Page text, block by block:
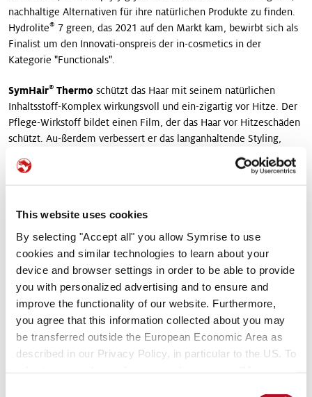
This website uses cookies
By selecting "Accept all" you allow Symrise to use
cookies and similar technologies to learn about your
device and browser settings in order to be able to provide
you with personalized advertising and to ensure and
improve the functionality of our website. Furthermore,
you agree that this information collected about you may
be transferred outside the European Economic Area as
described in our Privacy Policy, in particular to the US. To
nachhaltige Alternativen für ihre natürlichen Produkte zu finden.
Hydrolite® 7 green, das 2021 auf den Markt kam, bewirbt sich als
Finalist um den Innovati-onspreis der in-cosmetics in der
Kategorie "Functionals".
SymHair® Thermo schützt das Haar mit seinem natürlichen
Inhaltsstoff-Komplex wirkungsvoll und ein-zigartig vor Hitze. Der
Pflege-Wirkstoff bildet einen Film, der das Haar vor Hitzeschäden
schützt. Au-ßerdem verbessert er das langanhaltende Styling,
SymFerment nutzt einen Upcycling-Prozess und wandelt ein
neuartigen Feuchtigkeitsspender. Der Inhaltsstoff stärkt die
Hautbarriere, indem er die Filaggrin-Produktion unterstützt. Er
spendet der Haut sofort Feuchtigkeit und wirkt glättend.
Da Verbraucher weiter nach wirksamen, sicheren und natürlichen
Sonnenschutzprodukten suchen, bietet Symrise Cosmetic
Ingredients mit der Einführung von Neo Heliopan® ZnOKunden
eine Reihe minerali-scher anorganischer Sonnenschutzmittel an.
Das kürzlich eingeführte Sortiment an mineralischen UV-Filtern
enthält diverse Zinkoxid-Qualitäten.